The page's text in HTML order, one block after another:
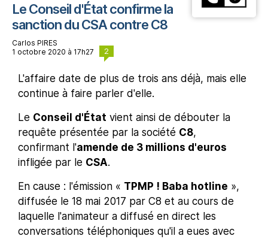
Le Conseil d'État confirme la
sanction du CSA contre C8
Carlos PIRES
1 octobre 2020 à 17h27
2
L'affaire date de plus de trois ans déjà, mais elle
continue à faire parler d'elle.
Le Conseil d'État vient ainsi de débouter la
requête présentée par la société C8,
confirmant l'amende de 3 millions d'euros
infligée par le CSA.
En cause : l'émission « TPMP ! Baba hotline »,
diffusée le 18 mai 2017 par C8 et au cours de
laquelle l'animateur a diffusé en direct les
conversations téléphoniques qu'il a eues avec